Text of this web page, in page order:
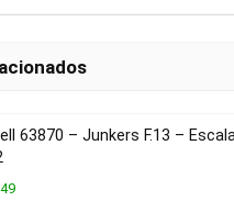
63870 – Junkers F.13 –